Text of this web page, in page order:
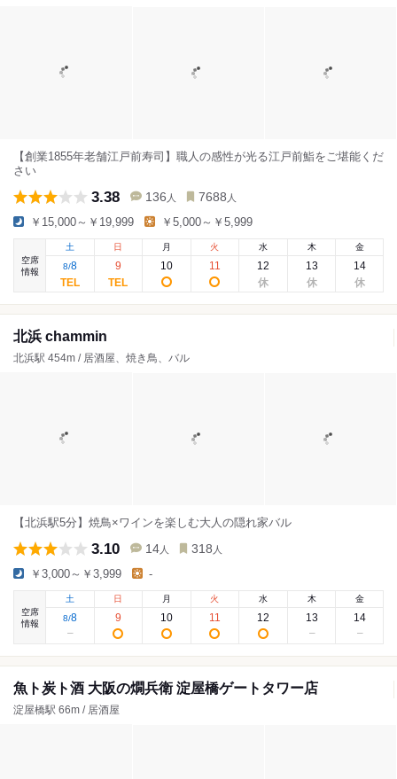
【創業1855年老舗江戸前寿司】職人の感性が光る江戸前鮨をご堪能くだ
さい
3.38 136 人 7688 人
￥15,000～￥19,999 ￥5,000～￥5,999
空席
情報
土
8/8
日
9
月
10
火
11
水
12
木
13
金
14
北浜 chammin
北浜駅 454m / 居酒屋、焼き鳥、バル
【北浜駅5分】焼鳥×ワインを楽しむ大人の隠れ家バル
3.10 14 人 318 人
￥3,000～￥3,999 -
空席
情報
土
8/8
日
9
月
10
火
11
水
12
木
13
金
14
魚ト炭ト酒 大阪の燗兵衛 淀屋橋ゲートタワー店
淀屋橋駅 66m / 居酒屋